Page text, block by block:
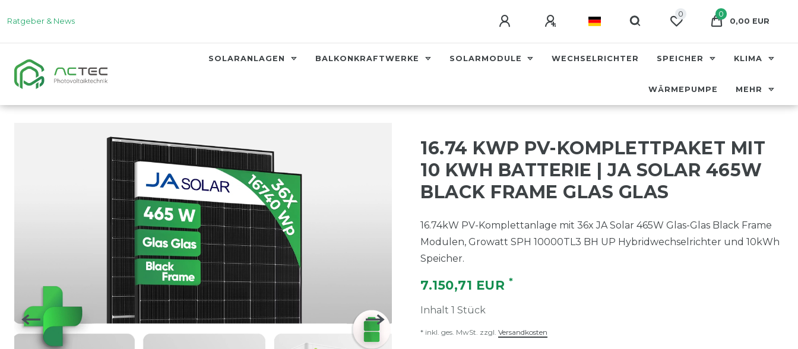
Ratgeber & News
0
0
0,00 EUR
SOLARANLAGEN BALKONKRAFTWERKE SOLARMODULE WECHSELRICHTER SPEICHER KLIMA
WÄRMEPUMPE MEHR
16.74 KWP PV-KOMPLETTPAKET MIT
10 KWH BATTERIE | JA SOLAR 465W
BLACK FRAME GLAS GLAS
16.74kW PV-Komplettanlage mit 36x JA Solar 465W Glas-Glas Black Frame
Modulen, Growatt SPH 10000TL3 BH UP Hybridwechselrichter und 10kWh
Speicher.
7.150,71 EUR *
Inhalt 1 Stück
* inkl. ges. MwSt. zzgl. Versandkosten